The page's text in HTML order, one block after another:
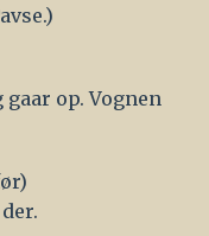
gaar op. Vognen